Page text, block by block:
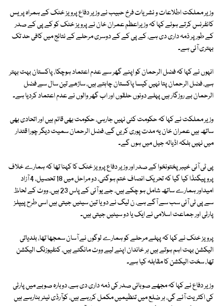
وزیر مملکت اطلاعات و نشریات فرخ حبیب نے وزیر دفاع پرویز خٹک کے ہمراہ پریس
کانفرنس کرتے ہوئے کہا کہ وزیراعظم عمران خان نے پرویز خٹک کو کے پی کے صدر
کے طور پر ذمہ داری دی ہے، کے پی کے کے دوسری مرحلے کے نتائج میں کافی حد تک
بہتری آئی ہے۔
انہوں نے کہا کہ فضل الرحمان کو اپنے گھر سے عدم اعتماد ہوچکا، پاکستان بہت بہتر
ہے، فضل الرحمان پتا نہیں کیسا پاکستان چاہتے ہیں، ساڑھے تین سال سے فضل
الرحمان بے روزگار ہیں پہلے دونوں حلقوں اور اب گھر والوں نے عدم اعتماد کردیا ہے۔
وزیر مملکت نے کہا کہ حکومت کئی نہیں جارہی، حکومت بھی قائم ہیں اور اتحادی بھی
ساتھ ہیں عمران خان یہ مدت پوری کریں گے، فضل الرحمان سمیت دیگر چورا قتدار
میں نہیں بلکہ اڈیالہ جیل میں ہوں گے۔
پی ٹی آئی خیبر پختونخوا کے صدر اور وزیر دفاع پرویز خٹک کا کہنا تھا کہ ہمارے خلاف
پروپیگنڈا کیا گیا کہ تحریک انصاف ختم ہوگئی، دو مراحل میں 18 تحصیل، 4 آزاد
امیداور ہمارے ساتھ شامل ہو چکے ہیں، جے یو آئی کے پاس 23 ہیں، ووٹ کے لحاظ
سے پی ٹی آئی سب سے آگے ہے، ن لیگ نے دو یا تین سیٹیں جیتی ہیں اسی طرح پیپلز
پارٹی اور جماعت اسلامی نے ایک یا دو سیٹیں جیتی ہیں۔
پرویز خٹک نے کہا کہ پہلے مرحلے کو ہمارے لوگوں نے آسان سمجھا تھا، بلدیاتی
الیکشن بہت اہم ہوتے ہیں ہر خاندان اپنے لیے ووٹ مانگتے ہیں، کنفیوزنگ الیکشن
تھا، سخت الیکشن کا مقابلہ کیا ہے۔
وزیر دفاع نے کہا کہ مجھے صوبائی صدر کی ذمہ داری دی ہے، دوبارہ صوبے میں پارٹی
کی اکثریت آئے گی، ہر ضلع میں تنظیمیں مکمل کررہے ہیں، کوآرڈی نیٹر بنارہے ہیں